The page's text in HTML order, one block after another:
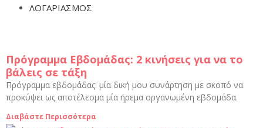
ΛΟΓΑΡΙΑΣΜΟΣ
Πρόγραμμα Εβδομάδας: 2 κινήσεις για να το
βάλεις σε τάξη
Πρόγραμμα εβδομάδας: μία δική μου συνάρτηση με σκοπό να
προκύψει ως αποτέλεσμα μία ήρεμα οργανωμένη εβδομάδα.
Διαβάστε Περισσότερα